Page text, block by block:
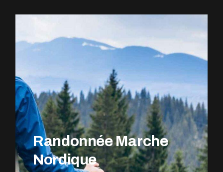
EXPLOREZ LE PARCOURS
Randonnée Marche
Nordique